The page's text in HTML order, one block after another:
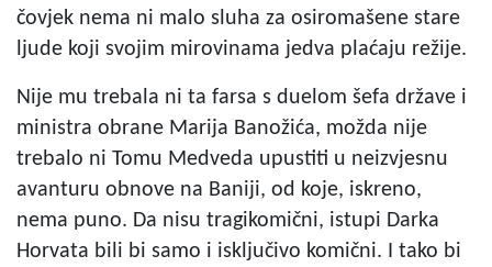
čovjek nema ni malo sluha za osiromašene stare
ljude koji svojim mirovinama jedva plaćaju režije.
Nije mu trebala ni ta farsa s duelom šefa države i
ministra obrane Marija Banožića, možda nije
trebalo ni Tomu Medveda upustiti u neizvjesnu
avanturu obnove na Baniji, od koje, iskreno,
nema puno. Da nisu tragikomični, istupi Darka
Horvata bili bi samo i isključivo komični. I tako bi